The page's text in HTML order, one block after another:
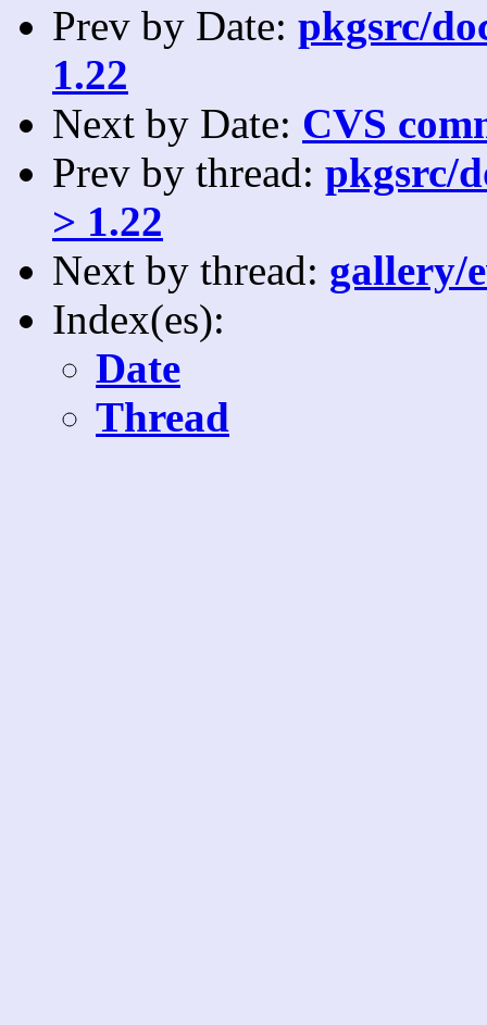
Prev by Date: pkgsrc/
1.22
Next by Date: CVS
Prev by thread: pkgsrc/
> 1.22
Next by thread: gallery/
Index(es):
Date
Thread